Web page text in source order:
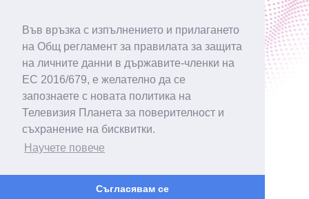
Във връзка с изпълнението и прилагането
на Общ регламент за правилата за защита
на личните данни в държавите-членки на
ЕС 2016/679, е желателно да се
запознаете с новата политика на
Телевизия Планета за поверителност и
съхранение на бисквитки.
Научете повече
Съгласявам се